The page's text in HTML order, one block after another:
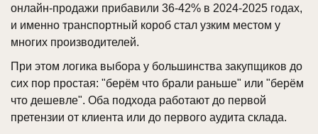
онлайн-продажи прибавили 36-42% в 2024-2025 годах,
и именно транспортный короб стал узким местом у
многих производителей.
При этом логика выбора у большинства закупщиков до
сих пор простая: "берём что брали раньше" или "берём
что дешевле". Оба подхода работают до первой
претензии от клиента или до первого аудита склада.